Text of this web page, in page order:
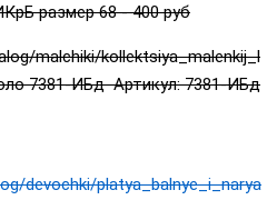
размер 68 - 400 руб
malchiki/kollektsiya_malenkij_l
7381-ИБд Артикул: 7381-ИБд
devochki/platya_balnye_i_narya